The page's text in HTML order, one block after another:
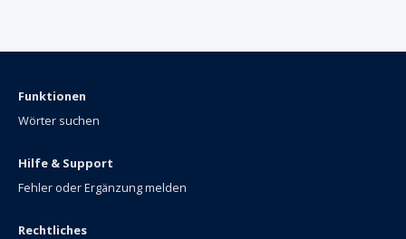
Funktionen
Wörter suchen
Hilfe & Support
Fehler oder Ergänzung melden
Rechtliches